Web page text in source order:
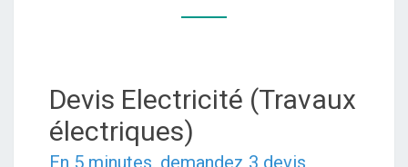
ET
VOTRE
Devis Electricité (Travaux
électriques)
En 5 minutes, demandez 3 devis